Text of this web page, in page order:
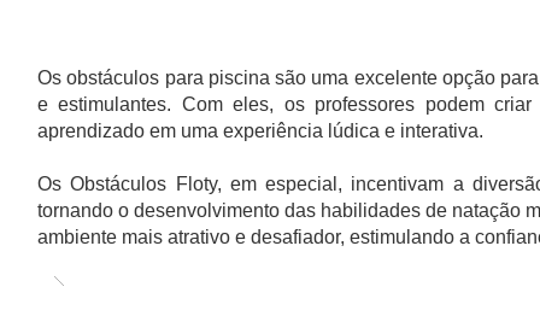
Os obstáculos para piscina são uma excelente opção
e estimulantes. Com eles, os professores podem
aprendizado em uma experiência lúdica e interativa.
Os Obstáculos Floty, em especial, incentivam a
tornando o desenvolvimento das habilidades de natação
ambiente mais atrativo e desafiador, estimulando a